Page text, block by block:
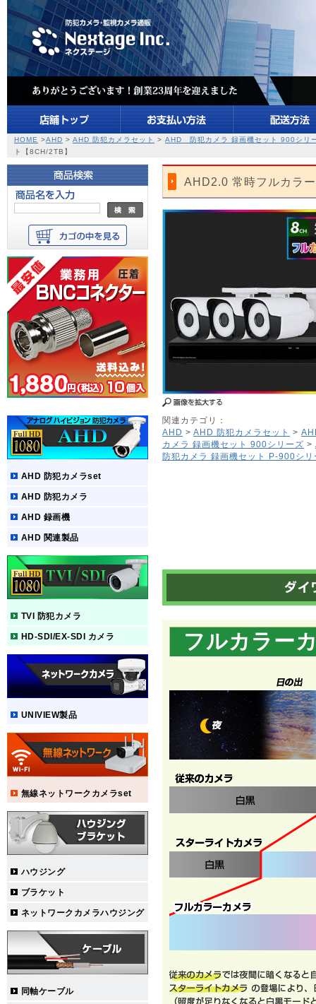
HOME >AHD > AHD 防犯カメラセット > AHD 防犯カメラ 録画機セット 900シリ
ト【8CH/2TB】
AHD 防犯カメラset
AHD 防犯カメラ
AHD 録画機
AHD 関連製品
TVI 防犯カメラ
HD-SDI/EX-SDI カメラ
UNIVIEW製品
無線ネットワークカメラset
ハウジング
ブラケット
ネットワークカメラハウジング
同軸ケーブル
AHD2.0 常時フルカラ
関連カテゴリ：
AHD > AHD 防犯カメラセット >
カメラ 録画機セット 900シリーズ >
防犯カメラ 録画機セット P-900シリ
フルカラー